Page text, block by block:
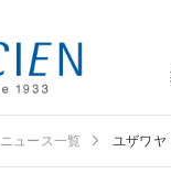
ニュース一覧 ユザワヤ